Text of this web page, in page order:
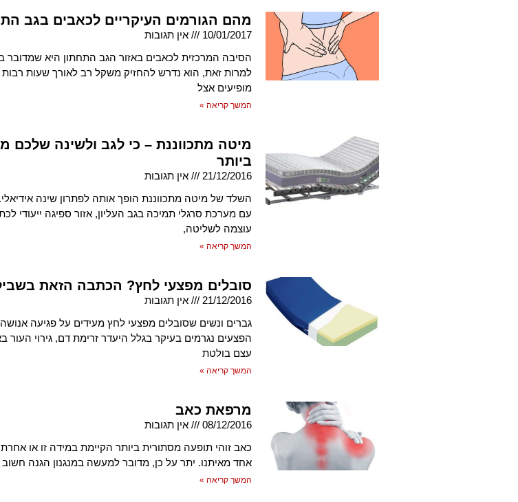
מהם הגורמים העיקריים לכאבים בגב
10/01/2017
אין תגובות
הסיבה המרכזית לכאבים באזור הגב התחתון היא שמדובר
למרות זאת, הוא נדרש להחזיק משקל רב לאורך שעות
מופיעים אצל
המשך קריאה »
מיטה מתכווננת – כי לגב ולשינה שלכם
ביותר
21/12/2016
אין תגובות
השלד של מיטה מתכווננת הופך אותה לפתרון שינה
עם מערכת סרגלי תמיכה בגב העליון, אזור ספיגה ייעודי
עוצמה לשליטה,
המשך קריאה »
סובלים מפצעי לחץ? הכתבה הזאת
21/12/2016
אין תגובות
גברים ונשים שסובלים מפצעי לחץ מעידים על פגיעה
הפצעים נגרמים בעיקר בגלל היעדר זרימת דם, גירוי העור
עצם בולטת
המשך קריאה »
מרפאת כאב
08/12/2016
אין תגובות
כאב זוהי תופעה מסתורית ביותר הקיימת במידה זו או
אחד מאיתנו. יתר על כן, מדובר למעשה במנגנון הגנה
המשך קריאה »